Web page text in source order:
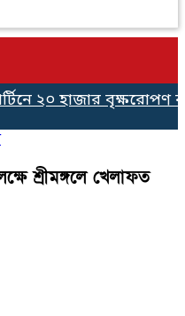
২০ হাজার বৃক্ষরোপণ
শ্রীমঙ্গলে খেলাফত